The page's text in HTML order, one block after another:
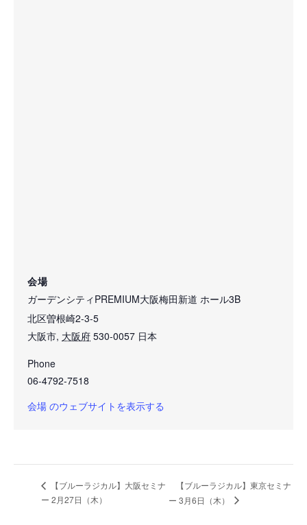
会場
ガーデンシティPREMIUM大阪梅田新道 ホール3B
北区曽根崎2-3-5
大阪市, 大阪府 530-0057 日本
Phone
06-4792-7518
会場 のウェブサイトを表示する
【ブルーラジカル】大阪セミナ
ー 2月27日（木）
【ブルーラジカル】東京セミナ
ー 3月6日（木）